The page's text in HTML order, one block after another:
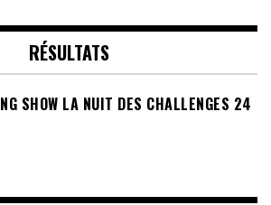
RÉSULTATS
SHOW LA NUIT DES CHALLENGES 24